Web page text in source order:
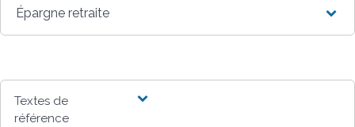
Épargne retraite
Textes de
référence